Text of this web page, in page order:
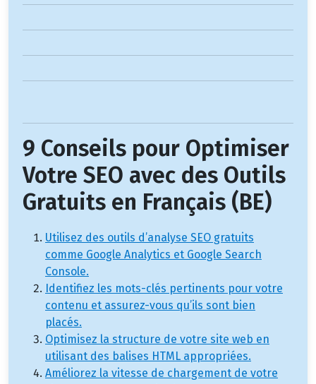
9 Conseils pour Optimiser
Votre SEO avec des Outils
Gratuits en Français (BE)
Utilisez des outils d’analyse SEO gratuits
comme Google Analytics et Google Search
Console.
Identifiez les mots-clés pertinents pour votre
contenu et assurez-vous qu’ils sont bien
placés.
Optimisez la structure de votre site web en
utilisant des balises HTML appropriées.
Améliorez la vitesse de chargement de votre